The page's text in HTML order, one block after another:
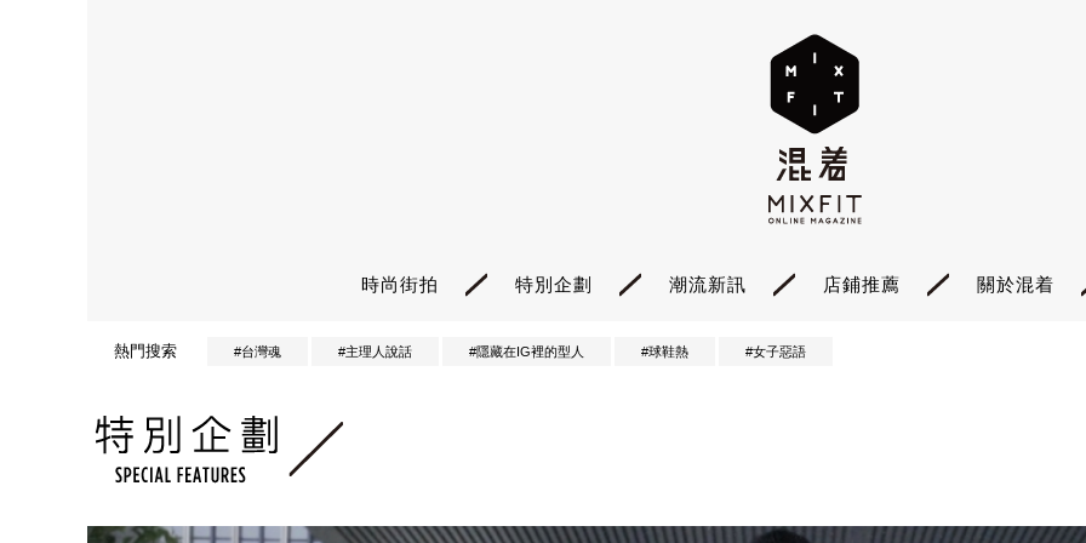
時尚街拍 特別企劃 潮流新訊 店鋪推薦 關於混着
熱門搜索 #台灣魂 #主理人說話 #隱藏在IG裡的型人 #球鞋熱 #女子惡語